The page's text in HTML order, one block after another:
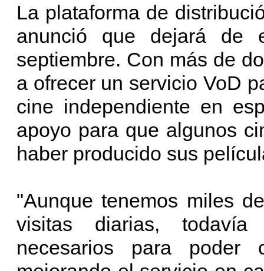
La plataforma de
anunció que dejará
septiembre. Con más de
a ofrecer un servicio VoD
cine independiente en
apoyo para que algunos
haber producido sus
"Aunque tenemos miles
visitas diarias,
necesarios para poder